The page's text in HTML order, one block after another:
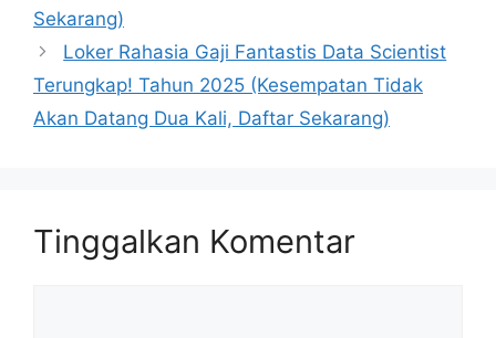
Sekarang)
Loker Rahasia Gaji Fantastis Data Scientist
Terungkap! Tahun 2025 (Kesempatan Tidak
Akan Datang Dua Kali, Daftar Sekarang)
Tinggalkan Komentar